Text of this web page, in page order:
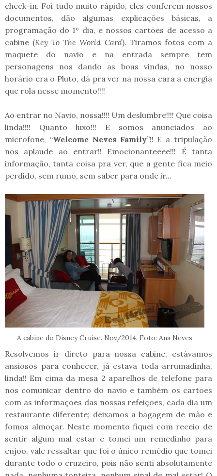
check-in. Foi tudo muito rápido, eles conferem nossos
documentos, dão algumas explicações básicas, a
programação do 1º dia, e nossos cartões de acesso a
cabine (Key To The World Card). Tiramos fotos com a
maquete do navio e na entrada sempre tem
personagens nos dando as boas vindas, no nosso
horário era o Pluto, dá pra ver na nossa cara a energia
que rola nesse momento!!!!
Ao entrar no Navio, nossa!!!! Um deslumbre!!!! Que coisa
linda!!!! Quanto luxo!!! E somos anunciados ao
microfone, “Welcome Neves Family”!! E a tripulação
nos aplaude ao entrar!! Emocionanteeee!!! É tanta
informação, tanta coisa pra ver, que a gente fica meio
perdido, sem rumo, sem saber para onde ir...
A cabine do Disney Cruise. Nov/2014. Foto: Ana Neves
Resolvemos ir direto para nossa cabine, estávamos
ansiosos para conhecer, já estava toda arrumadinha,
linda!! Em cima da mesa 2 aparelhos de telefone para
nos comunicar dentro do navio e também os cartões
com as informações das nossas refeições, cada dia um
restaurante diferente; deixamos a bagagem de mão e
fomos almoçar. Neste momento fiquei com receio de
sentir algum mal estar e tomei um remedinho para
enjoo, vale ressaltar que foi o único remédio que tomei
durante todo o cruzeiro, pois não senti absolutamente